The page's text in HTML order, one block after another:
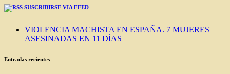
SUSCRIBIRSE VIA FEED
VIOLENCIA MACHISTA EN ESPAÑA. 7 MUJERES
ASESINADAS EN 11 DÍAS
Entradas recientes